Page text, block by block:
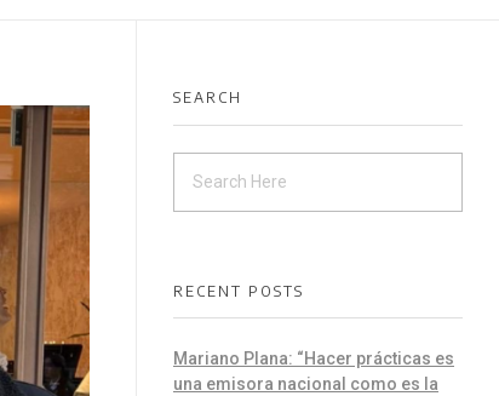
SEARCH
RECENT POSTS
Mariano Plana: “Hacer prácticas es
una emisora nacional como es la